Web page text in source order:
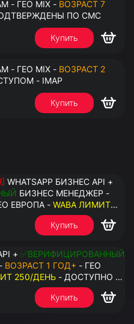
- ГЕО MIX - ВОЗРАСТ 7
ПО СМС
Купить
- ГЕО MIX - ВОЗРАСТ 2
- IMAP
Купить
WHATSAPP БИЗНЕС API +
БИЗНЕС МЕНЕДЖЕР -
ЕВРОПА - WABA ЛИМИТ
К ПРИВЯЗКЕ ДО 20
Купить
+ ✅ВЕРИФИЦИРОВАННЫЙ
ВОЗРАСТ 1 ГОД+ - ГЕО
250/ДЕНЬ - ДОСТУПНО К
- ПРАВА
Купить